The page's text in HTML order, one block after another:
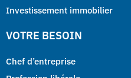
Investissement immobilier
VOTRE BESOIN
Chef d’entreprise